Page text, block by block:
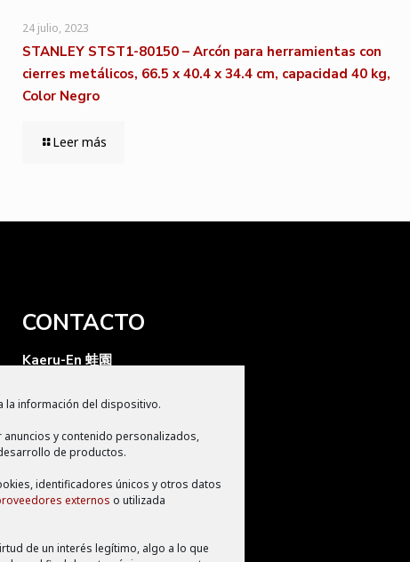
la información del dispositivo.
y contenido personalizados,
de productos.
identificadores únicos y otros datos
externos o utilizada
de un interés legítimo, algo a lo que
24 julio, 2023
STANLEY STST1-80150 – Arcón para herramientas con
cierres metálicos, 66.5 x 40.4 x 34.4 cm, capacidad 40 kg,
Color Negro
Leer más
CONTACTO
Kaeru-En 蛙園
Kaeru Producciones S.L
CP 11009, Cádiz
info@kaeruen.com